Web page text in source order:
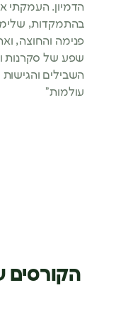
הדמיון. העמקתי
בהתמקדות,
פנימה והחוצה,
שפע של סקרנות
השבילים
עולמות”
הקורסים